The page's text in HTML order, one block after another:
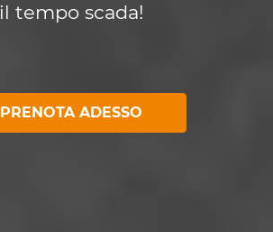
il tempo scada!
PRENOTA ADESSO